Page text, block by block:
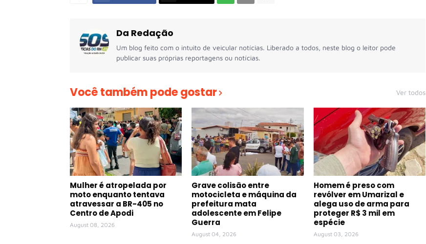
Da Redação
Um blog feito com o intuito de veicular notícias. Liberado a todos, neste blog o leitor pode
publicar suas próprias reportagens ou notícias.
Você também pode gostar Ver todos
Mulher é atropelada por
moto enquanto tentava
atravessar a BR-405 no
Centro de Apodi
August 08, 2026
Grave colisão entre
motocicleta e máquina da
prefeitura mata
adolescente em Felipe
Guerra
August 04, 2026
Homem é preso com
revólver em Umarizal e
alega uso de arma para
proteger R$ 3 mil em
espécie
August 03, 2026